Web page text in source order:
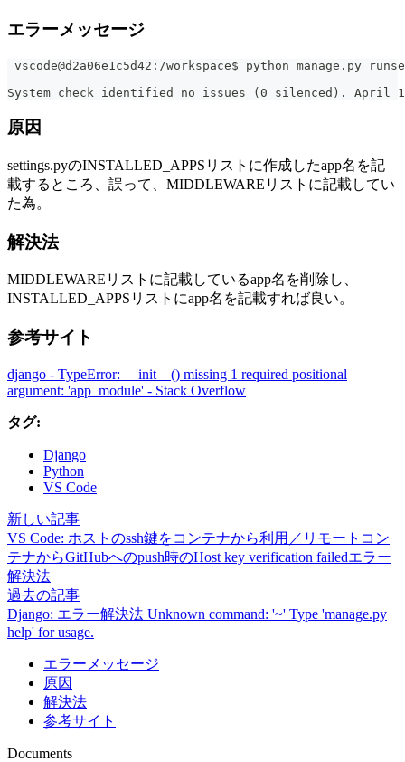
エラーメッセージ
vscode@d2a06e1c5d42:/workspace$ python
System check identified no issues (0 silenced). April
原因
settings.pyのINSTALLED_APPSリストに作成したapp名を記
載するところ、誤って、MIDDLEWAREリストに記載してい
た為。
解決法
MIDDLEWAREリストに記載しているapp名を削除し、
INSTALLED_APPSリストにapp名を記載すれば良い。
参考サイト
django - TypeError: __init__() missing 1 required positional
argument: 'app_module' - Stack Overflow
タグ:
Django
Python
VS Code
新しい記事
VS Code: ホストのssh鍵をコンテナから利用／リモートコン
テナからGitHubへのpush時のHost key verification failedエラー
解決法
過去の記事
Django: エラー解決法 Unknown command: '~' Type 'manage.py
help' for usage.
エラーメッセージ
原因
解決法
参考サイト
Documents